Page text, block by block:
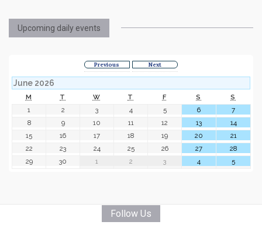
Upcoming daily events
Previous Next
June 2026
M T W T F S
S
1
2 3 4 5 6
7
8
9 10 11 12 13
14
15
16 17 18 19 20
21
22
23 24 25 26 27
28
29
30 1 2 3 4 5
Follow Us